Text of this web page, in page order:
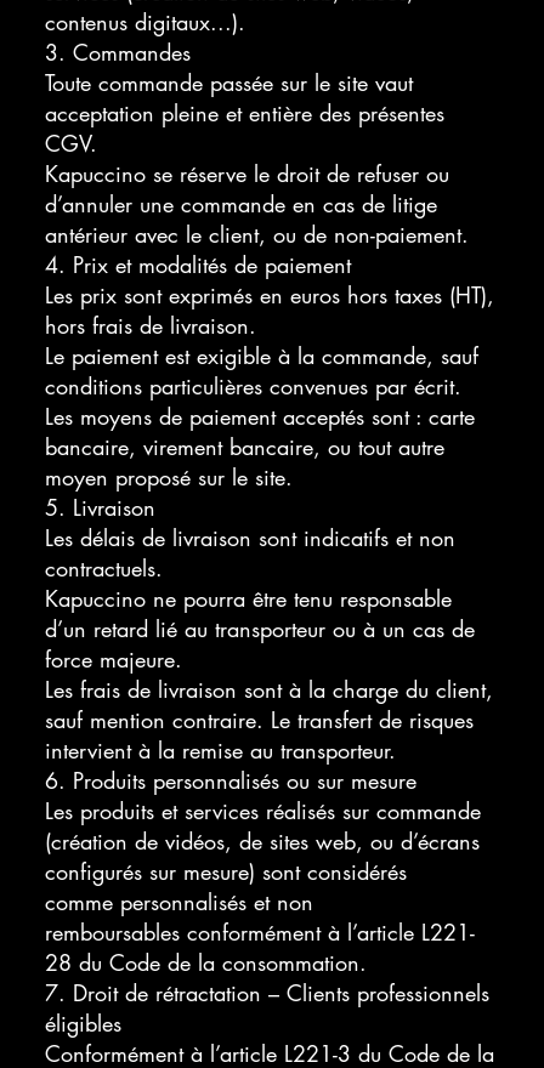
contenus digitaux...).
3. Commandes
Toute commande passée sur le site vaut
acceptation pleine et entière des présentes
CGV.
Kapuccino se réserve le droit de refuser ou
d’annuler une commande en cas de litige
antérieur avec le client, ou de non-paiement.
4. Prix et modalités de paiement
Les prix sont exprimés en euros hors taxes (HT),
hors frais de livraison.
Le paiement est exigible à la commande, sauf
conditions particulières convenues par écrit.
Les moyens de paiement acceptés sont : carte
bancaire, virement bancaire, ou tout autre
moyen proposé sur le site.
5. Livraison
Les délais de livraison sont indicatifs et non
contractuels.
Kapuccino ne pourra être tenu responsable
d’un retard lié au transporteur ou à un cas de
force majeure.
Les frais de livraison sont à la charge du client,
sauf mention contraire. Le transfert de risques
intervient à la remise au transporteur.
6. Produits personnalisés ou sur mesure
Les produits et services réalisés sur commande
(création de vidéos, de sites web, ou d’écrans
configurés sur mesure) sont considérés
comme personnalisés et non
remboursables conformément à l’article L221-
28 du Code de la consommation.
7. Droit de rétractation – Clients professionnels
éligibles
Conformément à l’article L221-3 du Code de la